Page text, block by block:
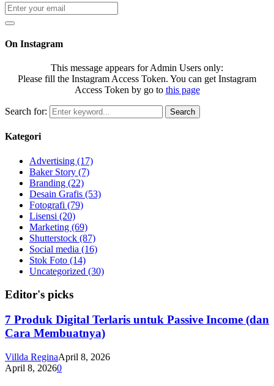
On Instagram
This message appears for Admin Users only:
Please fill the Instagram Access Token. You can get Instagram
Access Token by go to this page
Search for: Search
Kategori
Advertising (17)
Baker Story (7)
Branding (22)
Desain Grafis (53)
Fotografi (79)
Lisensi (20)
Marketing (69)
Shutterstock (87)
Social media (16)
Stok Foto (14)
Uncategorized (30)
Editor's picks
7 Produk Digital Terlaris untuk Passive Income (dan
Cara Membuatnya)
Villda ReginaApril 8, 2026
April 8, 20260